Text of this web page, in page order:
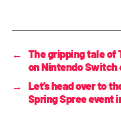
← The gripping tale of
on Nintendo Switch
→ Let’s head over to
Spring Spree event